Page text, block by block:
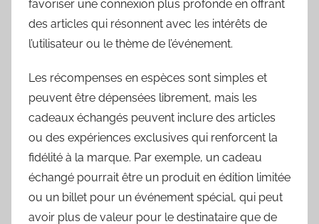
favoriser une connexion plus profonde en offrant
des articles qui résonnent avec les intérêts de
l’utilisateur ou le thème de l’événement.
Les récompenses en espèces sont simples et
peuvent être dépensées librement, mais les
cadeaux échangés peuvent inclure des articles
ou des expériences exclusives qui renforcent la
fidélité à la marque. Par exemple, un cadeau
échangé pourrait être un produit en édition limitée
ou un billet pour un événement spécial, qui peut
avoir plus de valeur pour le destinataire que de